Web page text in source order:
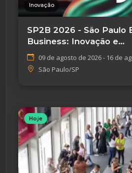
Inovação
SP2B 2026 - São Paulo
Business: Inovação e
Empreendedorismo
09 de agosto de 2026 - 16 de
São Paulo/SP
Hoje